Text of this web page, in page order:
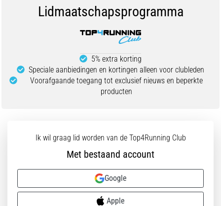
Lidmaatschapsprogramma
5% extra korting
Speciale aanbiedingen en kortingen alleen voor clubleden
Voorafgaande toegang tot exclusief nieuws en beperkte
producten
Ik wil graag lid worden van de Top4Running Club
Met bestaand account
Google
Apple